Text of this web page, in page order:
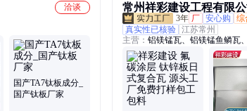
洽谈
国产TA7钛板成分_
国产钛板厂家
常州祥彩建设工程有限公
3年 厂 安心购 综
真实性已核验 江苏常州
主营： 铝镁锰瓦、铝镁锰鱼鳞瓦
镁锰板、铝镁锰板合金板、铝镁
直立锁边铝镁锰屋面板、铝镁
瓦、铝合金瓦、暖葺瓦、竖葺瓦
鳞瓦、平锁扣瓦、铝瓦、金属
统、叠搭瓦